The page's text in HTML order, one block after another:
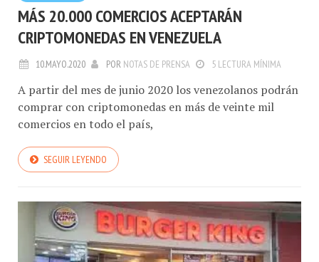
MÁS 20.000 COMERCIOS ACEPTARÁN
CRIPTOMONEDAS EN VENEZUELA
10.MAYO.2020 POR NOTAS DE PRENSA 5 LECTURA MÍNIMA
A partir del mes de junio 2020 los venezolanos podrán
comprar con criptomonedas en más de veinte mil
comercios en todo el país,
SEGUIR LEYENDO